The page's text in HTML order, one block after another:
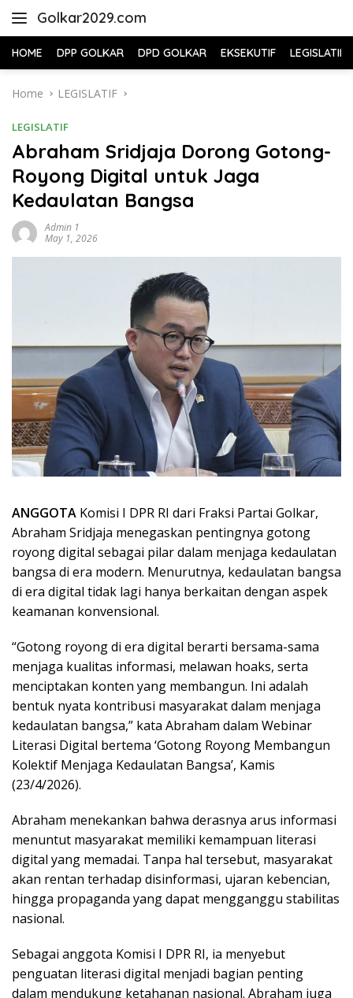
Golkar2029.com
HOME DPP GOLKAR DPD GOLKAR EKSEKUTIF LEGISLATIF
Home LEGISLATIF
LEGISLATIF
Abraham Sridjaja Dorong Gotong-
Royong Digital untuk Jaga
Kedaulatan Bangsa
Admin 1
May 1, 2026
ANGGOTA Komisi I DPR RI dari Fraksi Partai Golkar,
Abraham Sridjaja menegaskan pentingnya gotong
royong digital sebagai pilar dalam menjaga kedaulatan
bangsa di era modern. Menurutnya, kedaulatan bangsa
di era digital tidak lagi hanya berkaitan dengan aspek
keamanan konvensional.
“Gotong royong di era digital berarti bersama-sama
menjaga kualitas informasi, melawan hoaks, serta
menciptakan konten yang membangun. Ini adalah
bentuk nyata kontribusi masyarakat dalam menjaga
kedaulatan bangsa,” kata Abraham dalam Webinar
Literasi Digital bertema ‘Gotong Royong Membangun
Kolektif Menjaga Kedaulatan Bangsa’, Kamis
(23/4/2026).
Abraham menekankan bahwa derasnya arus informasi
menuntut masyarakat memiliki kemampuan literasi
digital yang memadai. Tanpa hal tersebut, masyarakat
akan rentan terhadap disinformasi, ujaran kebencian,
hingga propaganda yang dapat mengganggu stabilitas
nasional.
Sebagai anggota Komisi I DPR RI, ia menyebut
penguatan literasi digital menjadi bagian penting
dalam mendukung ketahanan nasional. Abraham juga